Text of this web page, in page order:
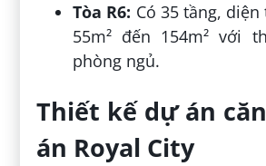
Tòa R6: Có 35 tầng,
55m² đến 154m² với
phòng ngủ.
Thiết kế dự án
án Royal City